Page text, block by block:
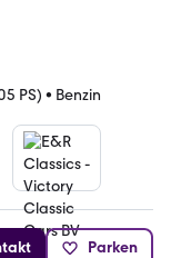
PS) • Benzin
Parken